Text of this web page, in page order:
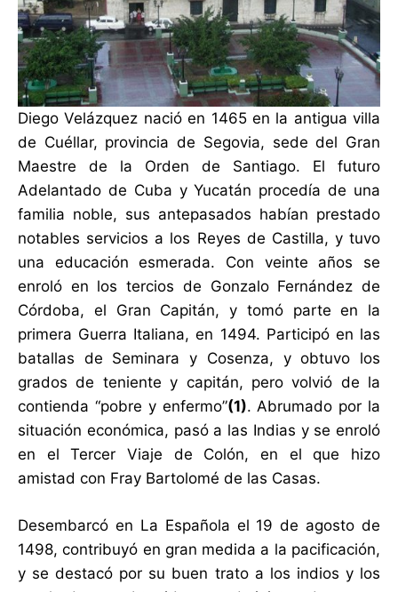
Diego Velázquez nació en 1465 en la antigua villa
de Cuéllar, provincia de Segovia, sede del Gran
Maestre de la Orden de Santiago. El futuro
Adelantado de Cuba y Yucatán procedía de una
familia noble, sus antepasados habían prestado
notables servicios a los Reyes de Castilla, y tuvo
una educación esmerada. Con veinte años se
enroló en los tercios de Gonzalo Fernández de
Córdoba, el Gran Capitán, y tomó parte en la
primera Guerra Italiana, en 1494. Participó en las
batallas de Seminara y Cosenza, y obtuvo los
grados de teniente y capitán, pero volvió de la
contienda “pobre y enfermo”(1). Abrumado por la
situación económica, pasó a las Indias y se enroló
en el Tercer Viaje de Colón, en el que hizo
amistad con Fray Bartolomé de las Casas.
Desembarcó en La Española el 19 de agosto de
1498, contribuyó en gran medida a la pacificación,
y se destacó por su buen trato a los indios y los